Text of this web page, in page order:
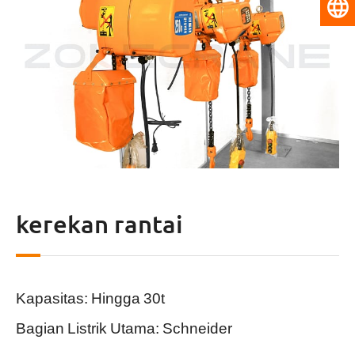
kerekan rantai
Kapasitas: Hingga 30t
Bagian Listrik Utama: Schneider
Bahasa Indonesia